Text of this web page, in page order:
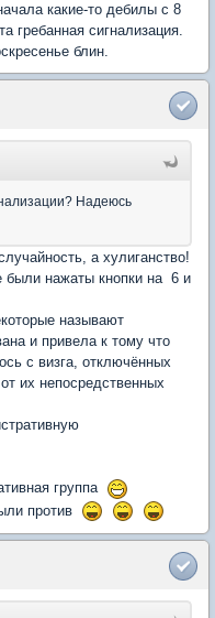
какие-то дебилы с 8
гребанная сигнализация.
блин.
Надеюсь
а хулиганство!
были нажаты кнопки на 6 и
называют
и привела к тому что
с визга, отключённых
их непосредственных
группа
против